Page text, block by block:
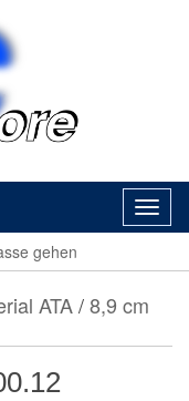
gehen
ATA/8,9 cm